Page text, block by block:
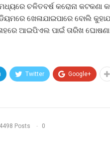
ଚଳିତବର୍ଷ କରୋନା
ଖେଳାଯାଇପାରେ ବୋଲି
ଆଇପିଏଲ ପାଇଁ ତାରିଖ
Twitter Google+
4498 Posts 0